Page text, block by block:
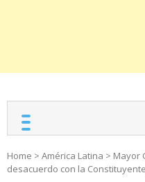
Home > América Latina > Mayor
desacuerdo con la